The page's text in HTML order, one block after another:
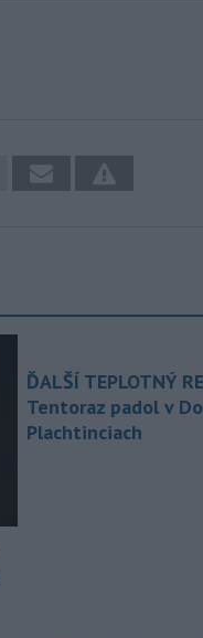
ĎALŠÍ TEPLOTNÝ
Tentoraz padol v
Plachtinciach